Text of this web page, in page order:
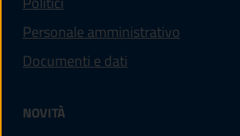
Personale amministrativo
Documenti e dati
NOVITÀ